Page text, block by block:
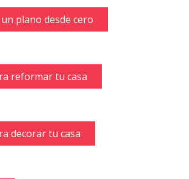
plano desde cero
reformar tu casa
decorar tu casa